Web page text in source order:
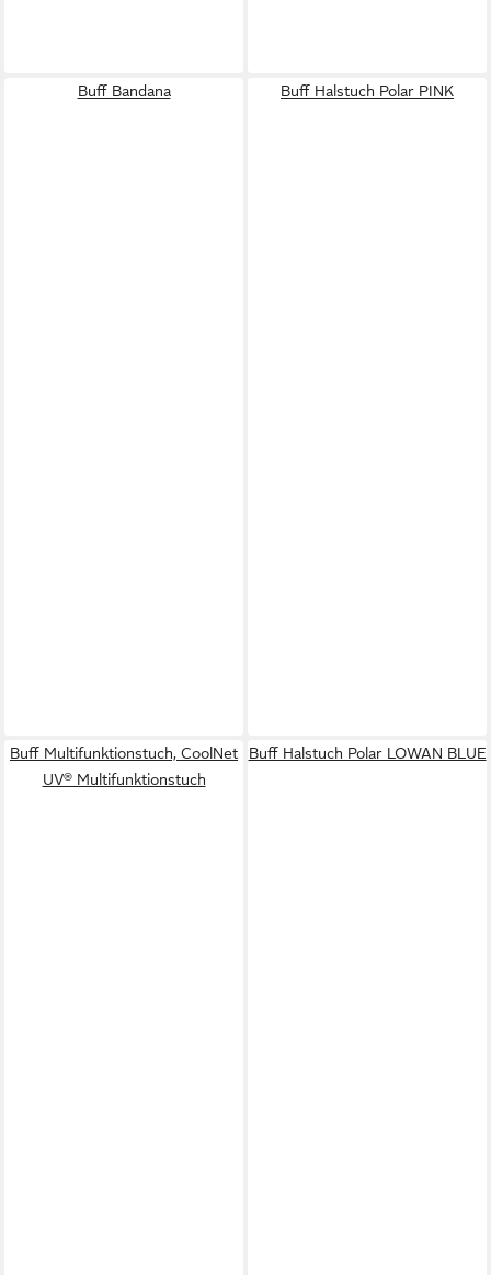
Buff Bandana Buff Halstuch Polar PINK
Buff Multifunktionstuch, CoolNet
UV® Multifunktionstuch
Buff Halstuch Polar LOWAN BLUE